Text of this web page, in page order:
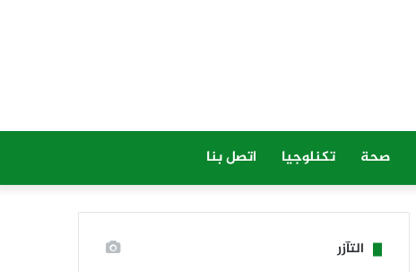
صحة تكنلوجيا اتصل بنا
التآزر